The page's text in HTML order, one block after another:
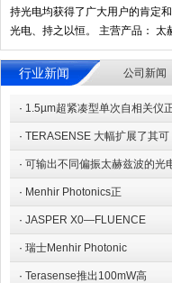
持光电均获得了广大用户的肯定
光电、持之以恒。 主营产品： 太
行业新闻 公司新闻
· 1.5µm超紧凑型单次自相关仪
· TERASENSE 大幅扩展了其可
· 可输出不同偏振太赫兹波的光
· Menhir Photonics正
· JASPER X0—FLUENCE
· 瑞士Menhir Photonic
· Terasense推出100mW高